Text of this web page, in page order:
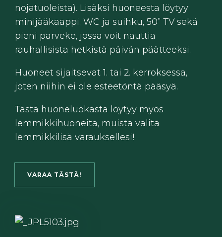
nojatuoleista). Lisäksi huoneesta löytyy
minijääkaappi, WC ja suihku, 50” TV sekä
pieni parveke, jossa voit nauttia
rauhallisista hetkistä päivän päätteeksi.
Huoneet sijaitsevat 1. tai 2. kerroksessa,
joten niihin ei ole esteetöntä pääsyä.
Tästä huoneluokasta löytyy myös
lemmikkihuoneita, muista valita
lemmikkilisä varauksellesi!
VARAA TÄSTÄ!